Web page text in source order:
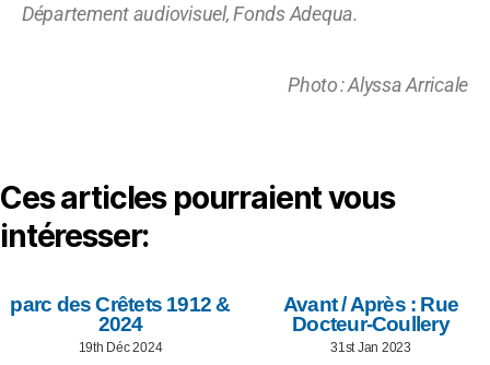
Département audiovisuel, Fonds Adequa.
Photo : Alyssa Arricale
Ces articles pourraient vous
intéresser:
parc des Crêtets 1912 &
2024
19th Déc 2024
Avant / Après : Rue
Docteur-Coullery
31st Jan 2023